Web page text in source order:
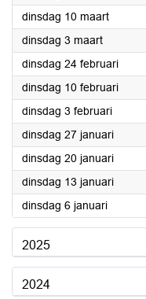
dinsdag 10 maart2026
dinsdag 3 maart2026
dinsdag 24 februari2026
dinsdag 10 februari2026
dinsdag 3 februari2026
dinsdag 27 januari2026
dinsdag 20 januari2026
dinsdag 13 januari2026
dinsdag 6 januari2026
2025
2024